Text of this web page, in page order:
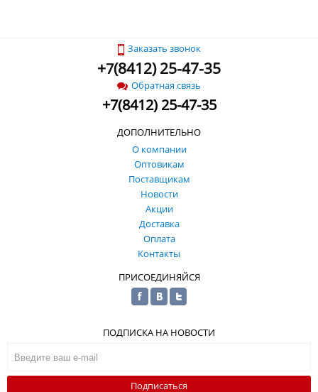
Заказать звонок
+7(8412) 25-47-35
Обратная связь
+7(8412) 25-47-35
ДОПОЛНИТЕЛЬНО
О компании
Оптовикам
Поставщикам
Новости
Акции
Доставка
Оплата
Контакты
ПРИСОЕДИНЯЙСЯ
ПОДПИСКА НА НОВОСТИ
Подписаться